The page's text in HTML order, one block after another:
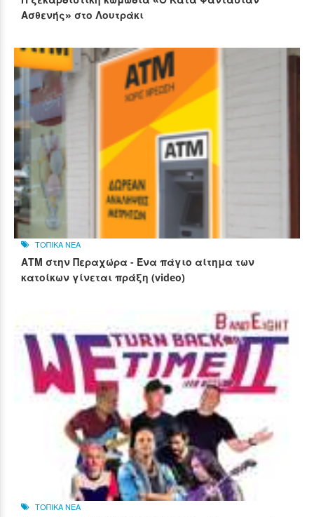
Ασθενής» στο Λουτράκι
ΤΟΠΙΚΑ ΝΕΑ
ΑΤΜ στην Περαχώρα - Ένα πάγιο αίτημα των
κατοίκων γίνεται πράξη (video)
ΤΟΠΙΚΑ ΝΕΑ